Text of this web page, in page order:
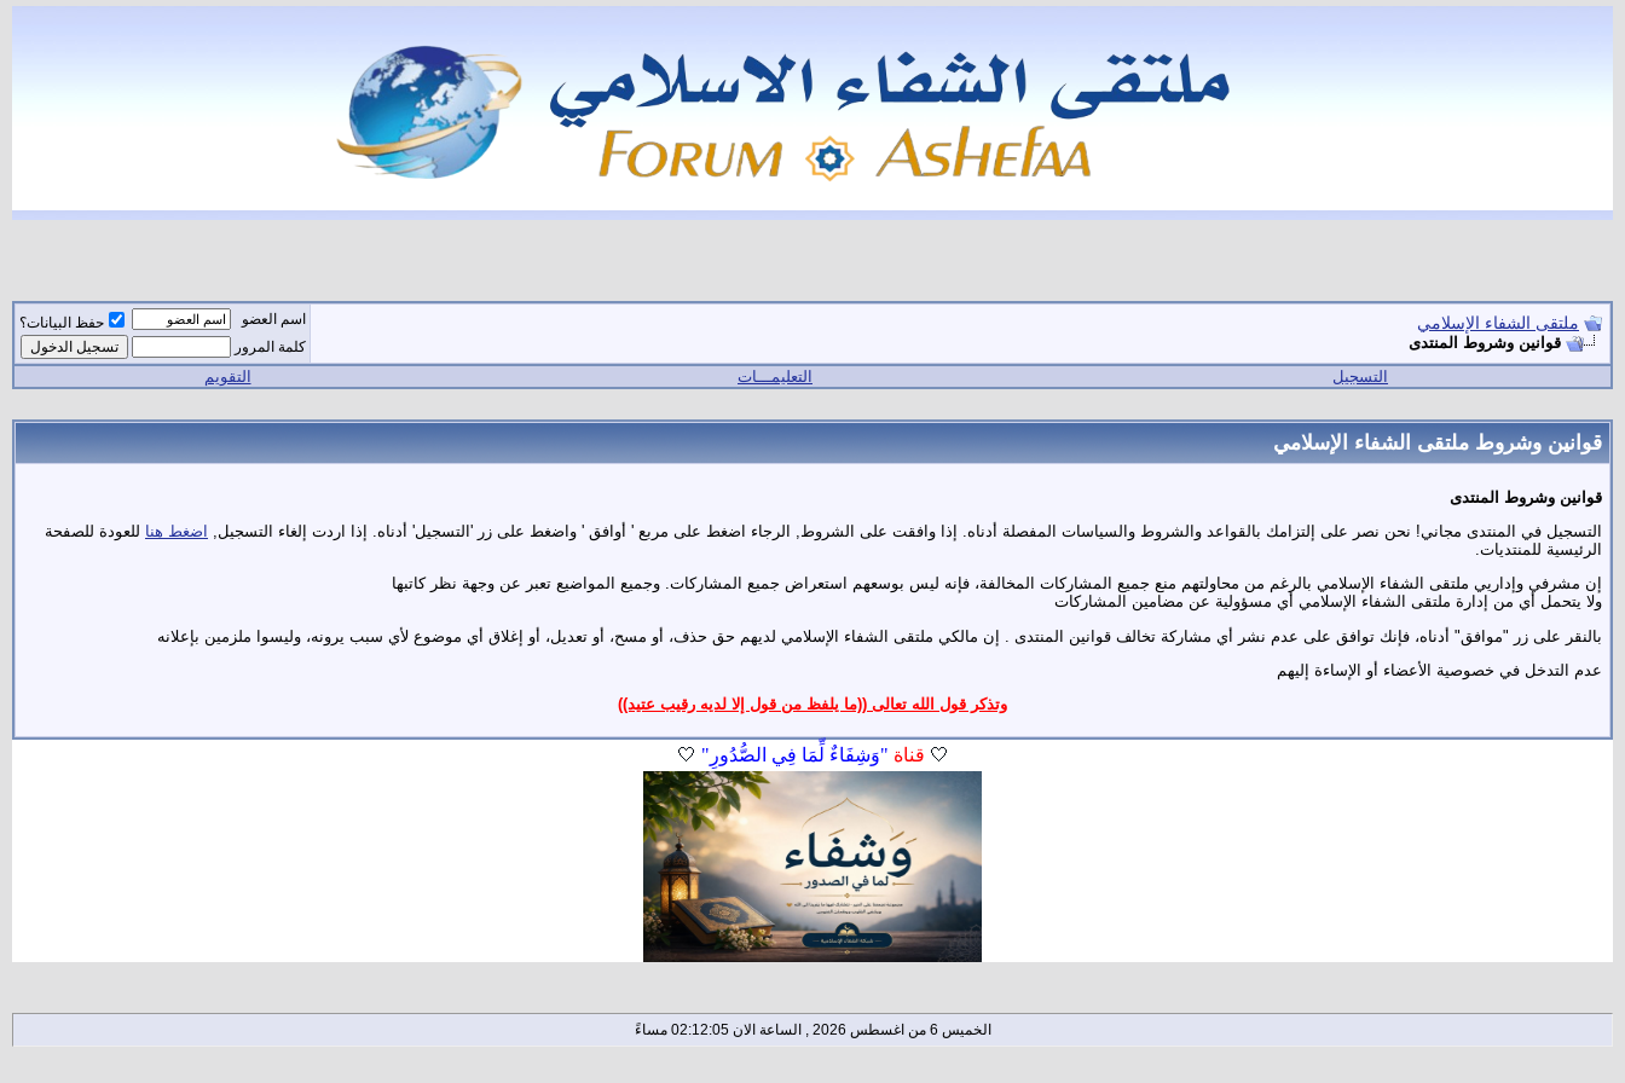
ملتقى الشفاء الإسلامي
قوانين وشروط المنتدى
اسم العضو
حفظ البيانات؟
كلمة المرور
التسجيل التعليمـــات التقويم
قوانين وشروط ملتقى الشفاء الإسلامي
قوانين وشروط المنتدى
التسجيل في المنتدى مجاني! نحن نصر على إلتزامك بالقواعد والشروط والسياسات المفصلة أدناه. إذا وافقت على الشروط, الرجاء اضغط على مربع ' أوافق ' واضغط على زر 'التسجيل' أدناه. إذا اردت إلغاء التسجيل,
اضغط هنا للعودة للصفحة
الرئيسية للمنتديات.
إن مشرفي وإداريي ملتقى الشفاء الإسلامي بالرغم من محاولتهم منع جميع المشاركات المخالفة، فإنه ليس بوسعهم استعراض جميع المشاركات. وجميع المواضيع تعبر عن وجهة نظر كاتبها
ولا يتحمل أي من إدارة ملتقى الشفاء الإسلامي أي مسؤولية عن مضامين المشاركات
بالنقر على زر "موافق" أدناه، فإنك توافق على عدم نشر أي مشاركة تخالف قوانين المنتدى . إن مالكي ملتقى الشفاء الإسلامي لديهم حق حذف، أو مسح، أو تعديل، أو إغلاق أي موضوع لأي سبب يرونه، وليسوا ملزمين بإعلانه
عدم التدخل في خصوصية الأعضاء أو الإساءة إليهم
وتذكر قول الله تعالى ((ما يلفظ من قول إلا لديه رقيب عتيد))
🤍 قناة "وَشِفَاءٌ لِّمَا فِي الصُّدُورِ" 🤍
الخميس 6 من اغسطس 2026 , الساعة الان 02:12:05 مساءً